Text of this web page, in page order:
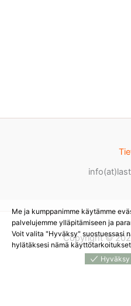
Copyright ©
Me ja kumppanimme käytämme
palvelujemme ylläpitämiseen ja
Voit valita "Hyväksy" suostuessasi
hylätäksesi nämä
Hyväksy